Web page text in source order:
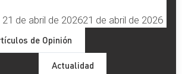
21 de abril de 202621 de abril de 2026
de Opinión
Actualidad